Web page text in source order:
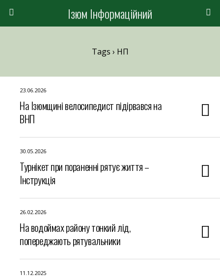
Ізюм Інформаційний
Tags › НП
23.06.2026
На Ізюмщині велосипедист підірвався на
ВНП
30.05.2026
Турнікет при пораненні рятує життя –
Інструкція
26.02.2026
На водоймах району тонкий лід,
попереджають рятувальники
11.12.2025